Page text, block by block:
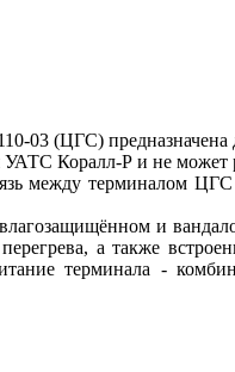
03 (ЦГС)
Коралл-Р и не может
между терминалом
и
а также
терминала -